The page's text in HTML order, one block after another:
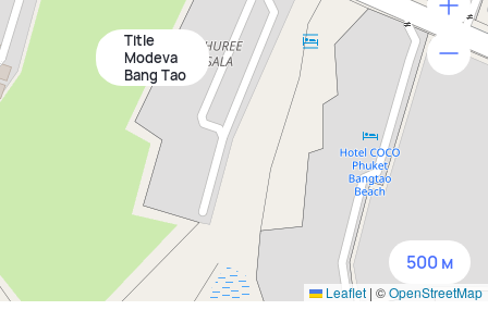
Title
Modeva
Bang Tao
Leaflet | ©OpenStreetMap
500 м
500 м
1500 м
3 км
5 км